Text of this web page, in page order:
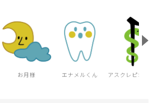
お月様 エナメルくん アスクレピオス